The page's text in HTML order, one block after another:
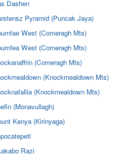
Dashen
Pyramid (Puncak Jaya)
West (Comeragh Mts)
West (Comeragh Mts)
(Comeragh Mts)
(Knockmealdown Mts)
(Knockmealdown Mts)
(Monavullagh)
Kenya (Kirinyaga)
Razi